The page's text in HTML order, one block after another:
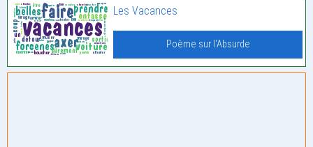
Les Vacances
Poème sur l'Absurde